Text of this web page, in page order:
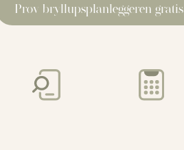
Prøv bryllupsplanleggeren gratis